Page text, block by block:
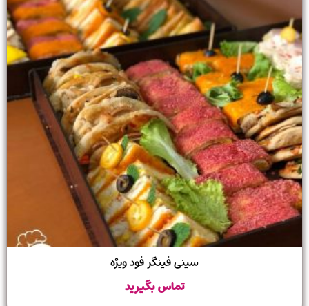
سینی فینگر فود ویژه
تماس بگیرید